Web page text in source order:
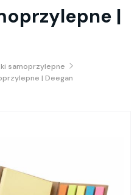
|
samoprzylepne
| Deegan